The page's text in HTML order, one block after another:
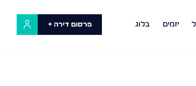
יזמים בלוג פרסום דירה +